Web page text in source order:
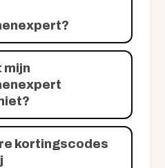
mijn
kortingscodes